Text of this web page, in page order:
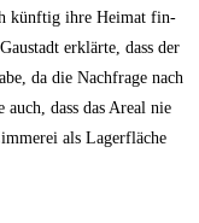
künf­tig ihre Hei­mat fin­
erklär­te, dass der
da die Nach­fra­ge nach
auch, dass das Are­al nie
als Lager­flä­che